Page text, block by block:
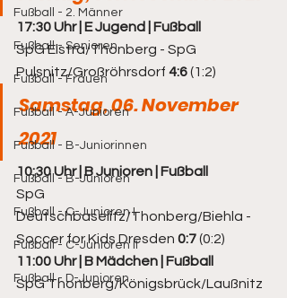
Fußball - 2. Männer
Fußball - Senioren
Fußball - Frauen
Fußball - A-Junioren
Fußball - B-Juniorinnen
Fußball - B-Junioren
Fußball - C-Junioren I
Fußball - C-Junioren II
Fußball - D-Junioren
17:30 Uhr | E Jugend | Fußball
SpG Elstra/Thonberg - SpG
Pulsnitz/Großröhrsdorf 4:6 (1:2)
Samstag, 06. November
2021
10:30 Uhr | B Junioren | Fußball
SpG
Deutschbaselitz/Thonberg/Biehla -
Soccer for Kids Dresden 0:7 (0:2)
11:00 Uhr | B Mädchen | Fußball
SpG Thonberg/Königsbrück/Laußnitz